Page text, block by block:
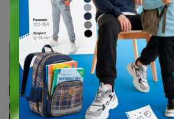
- Муж был в восторге! Пришёл
хорошее, печать яркая,